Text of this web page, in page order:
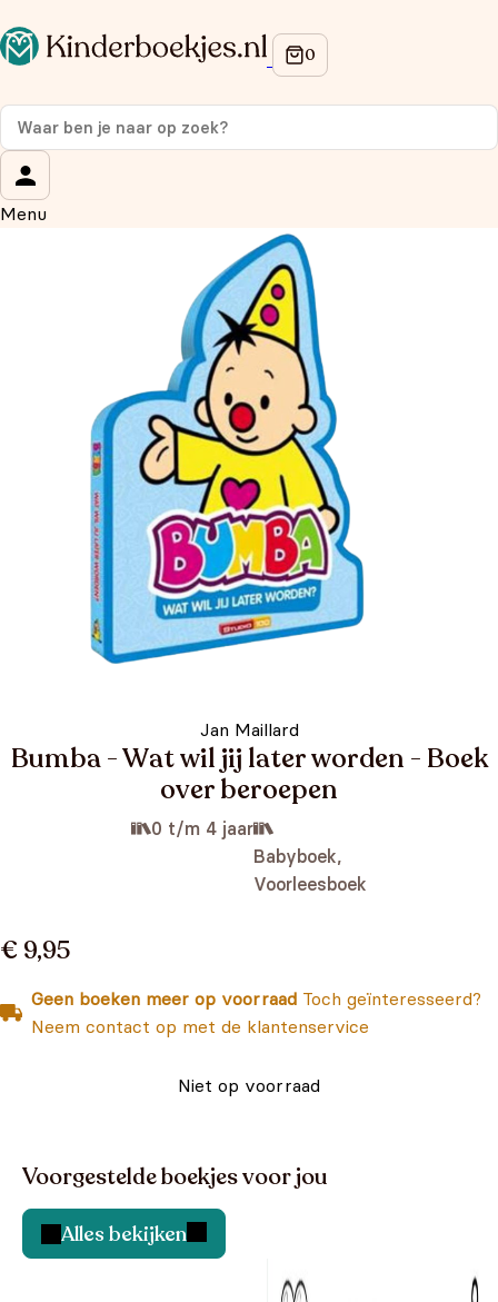
Menu
Jan Maillard
Bumba - Wat wil jij later worden - Boek
over beroepen
0 t/m 4 jaar
Babyboek,
Voorleesboek
€ 9,95
Geen boeken meer op voorraad Toch geïnteresseerd?
Neem contact op met de klantenservice
Niet op voorraad
Voorgestelde boekjes voor jou
Alles bekijken
Op de hoogte blijven van onze acties?
Meld je aan voor onze nieuwsbrief en ontvang
korting
Wat is je voornaam?
We gebruiken je gegevens om contact op te nemen, in
overeenstemming met onsprivacybeleid.